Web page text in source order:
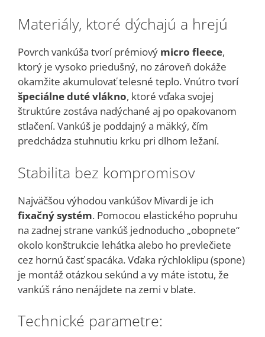
Materiály, ktoré dýchajú a hrejú
Povrch vankúša tvorí prémiový micro fleece,
ktorý je vysoko priedušný, no zároveň dokáže
okamžite akumulovať telesné teplo. Vnútro tvorí
špeciálne duté vlákno, ktoré vďaka svojej
štruktúre zostáva nadýchané aj po opakovanom
stlačení. Vankúš je poddajný a mäkký, čím
predchádza stuhnutiu krku pri dlhom ležaní.
Stabilita bez kompromisov
Najväčšou výhodou vankúšov Mivardi je ich
fixačný systém. Pomocou elastického popruhu
na zadnej strane vankúš jednoducho „obopnete“
okolo konštrukcie lehátka alebo ho prevlečiete
cez hornú časť spacáka. Vďaka rýchloklipu (spone)
je montáž otázkou sekúnd a vy máte istotu, že
vankúš ráno nenájdete na zemi v blate.
Technické parametre: